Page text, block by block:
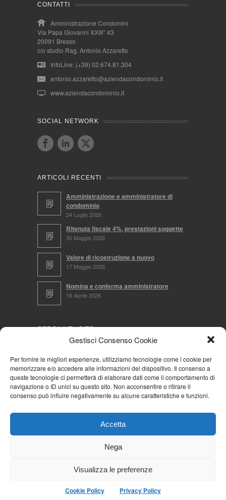
Gestisci Consenso Cookie
Per fornire le migliori esperienze, utilizziamo tecnologie come i cookie per
memorizzare e/o accedere alle informazioni del dispositivo. Il consenso a
queste tecnologie ci permetterà di elaborare dati come il comportamento di
navigazione o ID unici su questo sito. Non acconsentire o ritirare il
consenso può influire negativamente su alcune caratteristiche e funzioni.
Accetta
Nega
Visualizza le preferenze
Cookie Policy Privacy Policy
CONTATTI
Amministrazione Condomini
Via Papa Giovanni XXIII° 43
20091 Bresso
c/o studio Rag. Antonio Azzaretto
InfoLine: (+39) 02.674.81.304
antonio.azzaretto@aziendacondominio.it
www.aziendacondominio.it
SOCIAL NETWORK
ARTICOLI RECENTI
Amministrazione e amministratore di
condominio
24 Luglio 2026
Ritenuta fiscale 4%, prestazioni soggette
30 Maggio 2026
Valore di ricostruzione a nuovo
17 Maggio 2026
Nomina e conferma amministratore
16 Aprile 2026
CERCA NEL SITO
NAVIGA PER
Mappa completa
Mappa categorie
Cookie Policy (UE)
Iscriviti alla Community AziendaCondominio
© 2026La Community AziendaCondominio